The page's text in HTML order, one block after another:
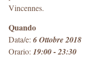
Vincennes.
Quando
Data/e: 6 Ottobre 2018
Orario: 19:00 - 23:30